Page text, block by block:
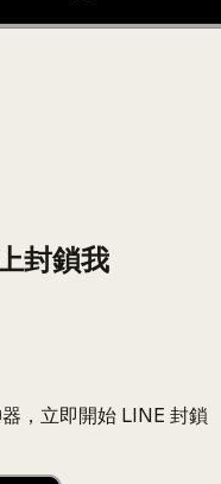
封鎖我
，立即開始 LINE 封鎖